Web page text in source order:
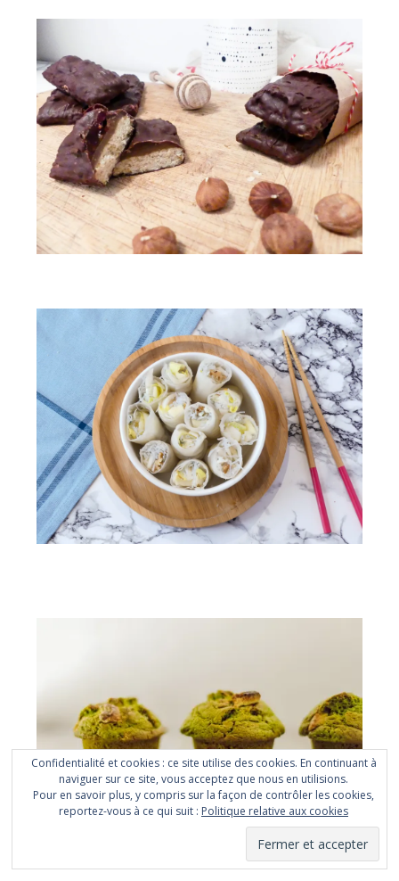
Muffins au thé matcha & chocolat blanc
Confidentialité et cookies : ce site utilise des cookies. En continuant à
naviguer sur ce site, vous acceptez que nous en utilisions.
Pour en savoir plus, y compris sur la façon de contrôler les cookies,
reportez-vous à ce qui suit : Politique relative aux cookies